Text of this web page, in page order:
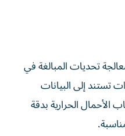
تحديات المبالغة في
تستند إلى البيانات
الحرارية بدقة